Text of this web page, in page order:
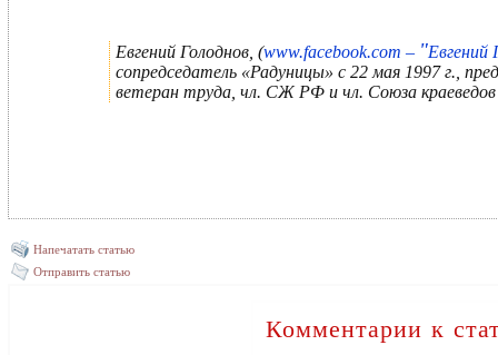
Евгений Голоднов, (www.facebook.com – "Евгений
сопредседатель «Радуницы» с 22 мая 1997 г.,
ветеран труда, чл. СЖ РФ и чл. Союза
Напечатать статью
Отправить статью
Комментарии к